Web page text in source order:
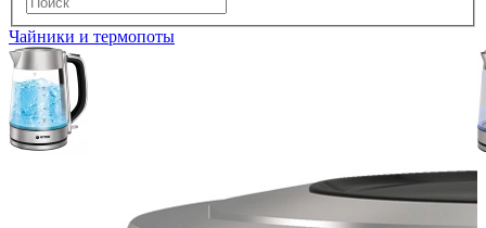
Чайники и термопоты